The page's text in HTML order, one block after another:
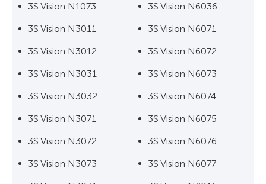
3S Vision N1073
3S Vision N3011
3S Vision N3012
3S Vision N3031
3S Vision N3032
3S Vision N3071
3S Vision N3072
3S Vision N3073
3S Vision N6036
3S Vision N6071
3S Vision N6072
3S Vision N6073
3S Vision N6074
3S Vision N6075
3S Vision N6076
3S Vision N6077